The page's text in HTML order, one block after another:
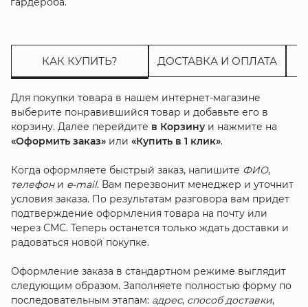
КАК КУПИТЬ? ДОСТАВКА И ОПЛАТА
Для покупки товара в нашем интернет-магазине
выберите понравившийся товар и добавьте его в
корзину. Далее перейдите в Корзинуи нажмите на
«Оформить заказ»или «Купить в 1 клик».
Когда оформляете быстрый заказ, напишите ФИО,
телефони e-mail. Вам перезвонит менеджер и уточнит
условия заказа. По результатам разговора вам придет
подтверждение оформления товара на почту или
через СМС. Теперь останется только ждать доставки и
радоваться новой покупке.
Оформление заказа в стандартном режиме выглядит
следующим образом. Заполняете полностью форму по
последовательным этапам: адрес, способ доставки,